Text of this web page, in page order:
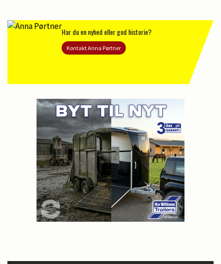
Har du en nyhed eller god historie?
Kontakt Anna Pørtner